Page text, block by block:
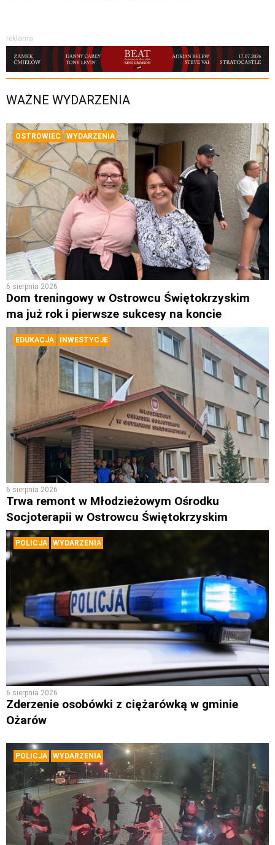
reklama
WAŻNE WYDARZENIA
OSTROWIEC WYDARZENIA
6 sierpnia 2026
Dom treningowy w Ostrowcu Świętokrzyskim
ma już rok i pierwsze sukcesy na koncie
EDUKACJA INWESTYCJE
6 sierpnia 2026
Trwa remont w Młodzieżowym Ośrodku
Socjoterapii w Ostrowcu Świętokrzyskim
POLICJA WYDARZENIA
6 sierpnia 2026
Zderzenie osobówki z ciężarówką w gminie
Ożarów
POLICJA WYDARZENIA